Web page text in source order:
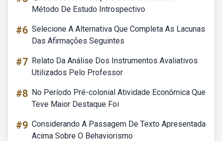
Método De Estudo Introspectivo
#6 Selecione A Alternativa Que Completa As Lacunas
Das Afirmações Seguintes
#7 Relato Da Análise Dos Instrumentos Avaliativos
Utilizados Pelo Professor
#8 No Período Pré-colonial Atividade Econômica Que
Teve Maior Destaque Foi
#9 Considerando A Passagem De Texto Apresentada
Acima Sobre O Behaviorismo